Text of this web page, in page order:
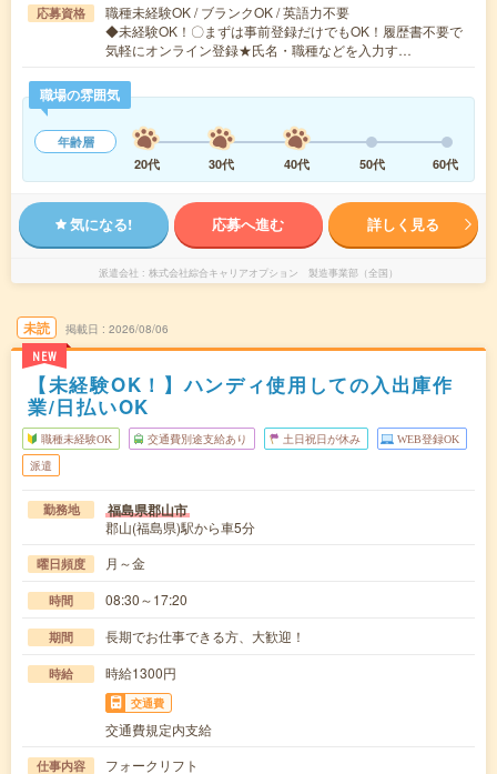
応募資格
職種未経験OK / ブランクOK / 英語力不要
◆未経験OK！〇まずは事前登録だけでもOK！履歴書不要で
気軽にオンライン登録★氏名・職種などを入力す…
職場の雰囲気
年齢層
20代
30代 40代 50代 60代
気になる! 応募へ進む 詳しく見る
派遣会社 株式会社綜合キャリアオプション 製造事業部（全国）
未読
NEW
掲載日 2026/08/06
【未経験OK！】ハンディ使用しての入出庫作
業/日払いOK
職種未経験OK 交通費別途支給あり 土日祝日が休み WEB登録OK
派遣
勤務地 福島県郡山市
郡山(福島県)駅から車5分
曜日頻度 月～金
時間 08:30～17:20
期間 長期でお仕事できる方、大歓迎！
時給 時給1300円
交通費
交通費規定内支給
仕事内容
フォークリフト